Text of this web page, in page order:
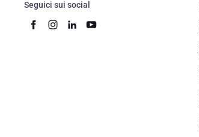
Seguici sui social